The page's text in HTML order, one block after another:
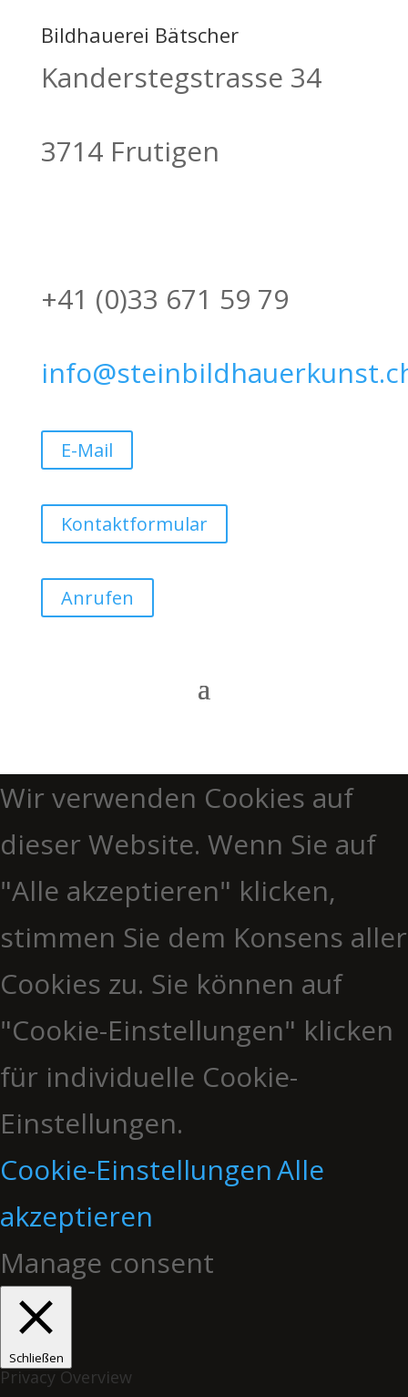
Bildhauerei Bätscher
Kanderstegstrasse 34
3714 Frutigen
+41 (0)33 671 59 79
E-Mail
Kontaktformular
Anrufen
Wir verwenden Cookies auf
dieser Website. Wenn Sie auf
"Alle akzeptieren" klicken,
stimmen Sie dem Konsens aller
Cookies zu. Sie können auf
"Cookie-Einstellungen" klicken
für individuelle Cookie-
Einstellungen.
Cookie-EinstellungenAlle
akzeptieren
Manage consent
Schließen
Privacy Overview